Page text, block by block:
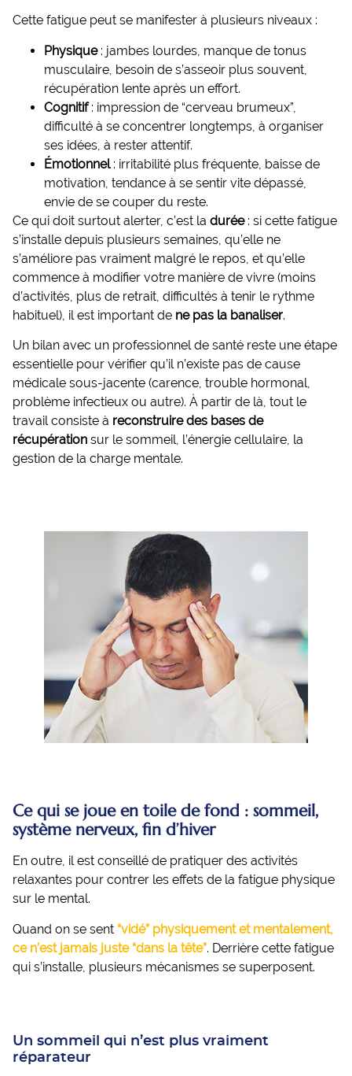
Cette fatigue peut se manifester à plusieurs niveaux :
Physique: jambes lourdes, manque de tonus
musculaire, besoin de s’asseoir plus souvent,
récupération lente après un effort.
Cognitif: impression de “cerveau brumeux”,
difficulté à se concentrer longtemps, à organiser
ses idées, à rester attentif.
Émotionnel: irritabilité plus fréquente, baisse de
motivation, tendance à se sentir vite dépassé,
envie de se couper du reste.
Ce qui doit surtout alerter, c’est la durée: si cette fatigue
s’installe depuis plusieurs semaines, qu’elle ne
s’améliore pas vraiment malgré le repos, et qu’elle
commence à modifier votre manière de vivre (moins
d’activités, plus de retrait, difficultés à tenir le rythme
habituel), il est important de ne pas la banaliser.
Un bilan avec un professionnel de santé reste une étape
essentielle pour vérifier qu’il n’existe pas de cause
médicale sous-jacente (carence, trouble hormonal,
problème infectieux ou autre). À partir de là, tout le
travail consiste à reconstruire des bases de
récupération sur le sommeil, l’énergie cellulaire, la
gestion de la charge mentale.
Ce qui se joue en toile de fond : sommeil,
système nerveux, fin d’hiver
En outre, il est conseillé de pratiquer des activités
relaxantes pour contrer les effets de la fatigue physique
sur le mental.
Quand on se sent “vidé” physiquement et mentalement,
ce n’est jamais juste “dans la tête”. Derrière cette fatigue
qui s’installe, plusieurs mécanismes se superposent.
Un sommeil qui n’est plus vraiment
réparateur